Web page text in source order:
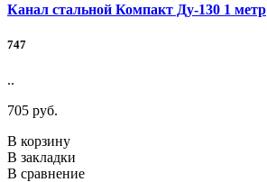
Канал стальной Компакт Ду-130 1 метр
747
..
705 руб.
В корзину
В закладки
В сравнение